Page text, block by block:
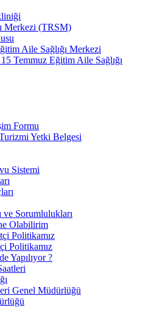
Merkezi (TRSM)
Aile Sağlığı Merkezi
Temmuz Eğitim Aile Sağlığı
Formu
Yetki Belgesi
Sistemi
ve Sorumlulukları
Olabilirim
Politikamız
Politikamız
Yapılıyor ?
Genel Müdürlüğü